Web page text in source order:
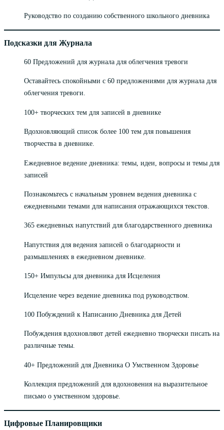
Руководство по созданию собственного школьного дневника
Подсказки для Журнала
60 Предложений для журнала для облегчения тревоги
Оставайтесь спокойными с 60 предложениями для журнала для
облегчения тревоги.
100+ творческих тем для записей в дневнике
Вдохновляющий список более 100 тем для повышения
творчества в дневнике.
Ежедневное ведение дневника: темы, идеи, вопросы и темы для
записей
Познакомьтесь с начальным уровнем ведения дневника с
ежедневными темами для написания отражающихся текстов.
365 ежедневных напутствий для благодарственного дневника
Напутствия для ведения записей о благодарности и
размышлениях в ежедневном дневнике.
150+ Импульсы для дневника для Исцеления
Исцеление через ведение дневника под руководством.
100 Побуждений к Написанию Дневника для Детей
Побуждения вдохновляют детей ежедневно творчески писать на
различные темы.
40+ Предложений для Дневника О Умственном Здоровье
Коллекция предложений для вдохновения на выразительное
письмо о умственном здоровье.
Цифровые Планировщики